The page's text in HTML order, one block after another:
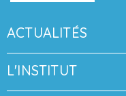
ACTUALITÉS
L'INSTITUT